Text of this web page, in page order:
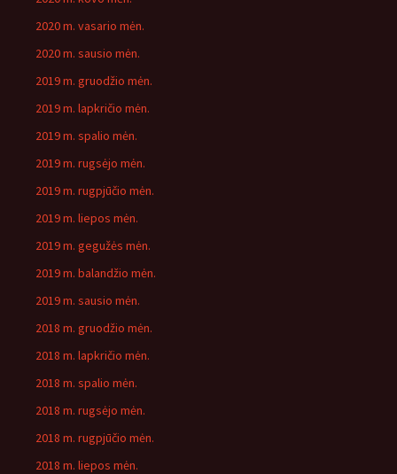
2020 m. vasario mėn.
2020 m. sausio mėn.
2019 m. gruodžio mėn.
2019 m. lapkričio mėn.
2019 m. spalio mėn.
2019 m. rugsėjo mėn.
2019 m. rugpjūčio mėn.
2019 m. liepos mėn.
2019 m. gegužės mėn.
2019 m. balandžio mėn.
2019 m. sausio mėn.
2018 m. gruodžio mėn.
2018 m. lapkričio mėn.
2018 m. spalio mėn.
2018 m. rugsėjo mėn.
2018 m. rugpjūčio mėn.
2018 m. liepos mėn.